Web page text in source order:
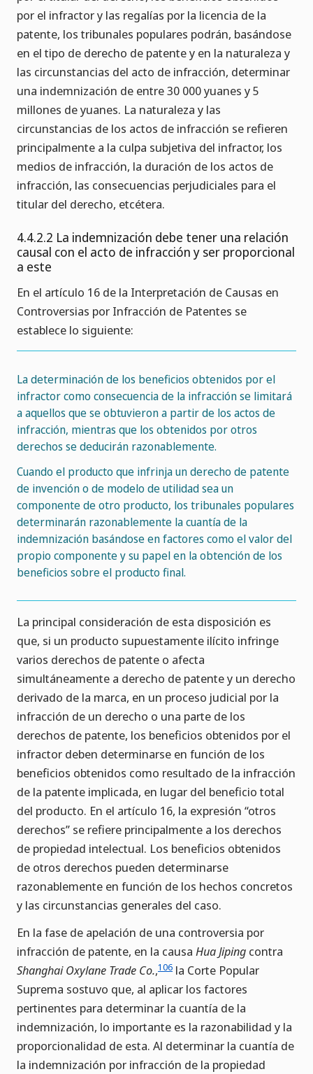
por el infractor y las regalías por la licencia de la
patente, los tribunales populares podrán, basándose
en el tipo de derecho de patente y en la naturaleza y
las circunstancias del acto de infracción, determinar
una indemnización de entre 30 000 yuanes y 5
millones de yuanes. La naturaleza y las
circunstancias de los actos de infracción se refieren
principalmente a la culpa subjetiva del infractor, los
medios de infracción, la duración de los actos de
infracción, las consecuencias perjudiciales para el
titular del derecho, etcétera.
4.4.2.2 La indemnización debe tener una relación
causal con el acto de infracción y ser proporcional
a este
En el artículo 16 de la Interpretación de Causas en
Controversias por Infracción de Patentes se
establece lo siguiente:
La determinación de los beneficios obtenidos por el
infractor como consecuencia de la infracción se limitará
a aquellos que se obtuvieron a partir de los actos de
infracción, mientras que los obtenidos por otros
derechos se deducirán razonablemente.
Cuando el producto que infrinja un derecho de patente
de invención o de modelo de utilidad sea un
componente de otro producto, los tribunales populares
determinarán razonablemente la cuantía de la
indemnización basándose en factores como el valor del
propio componente y su papel en la obtención de los
beneficios sobre el producto final.
La principal consideración de esta disposición es
que, si un producto supuestamente ilícito infringe
varios derechos de patente o afecta
simultáneamente a derecho de patente y un derecho
derivado de la marca, en un proceso judicial por la
infracción de un derecho o una parte de los
derechos de patente, los beneficios obtenidos por el
infractor deben determinarse en función de los
beneficios obtenidos como resultado de la infracción
de la patente implicada, en lugar del beneficio total
del producto. En el artículo 16, la expresión “otros
derechos” se refiere principalmente a los derechos
de propiedad intelectual. Los beneficios obtenidos
de otros derechos pueden determinarse
razonablemente en función de los hechos concretos
y las circunstancias generales del caso.
En la fase de apelación de una controversia por
infracción de patente, en la causa Hua Jiping contra
Shanghai Oxylane Trade Co.,106 la Corte Popular
Suprema sostuvo que, al aplicar los factores
pertinentes para determinar la cuantía de la
indemnización, lo importante es la razonabilidad y la
proporcionalidad de esta. Al determinar la cuantía de
la indemnización por infracción de la propiedad